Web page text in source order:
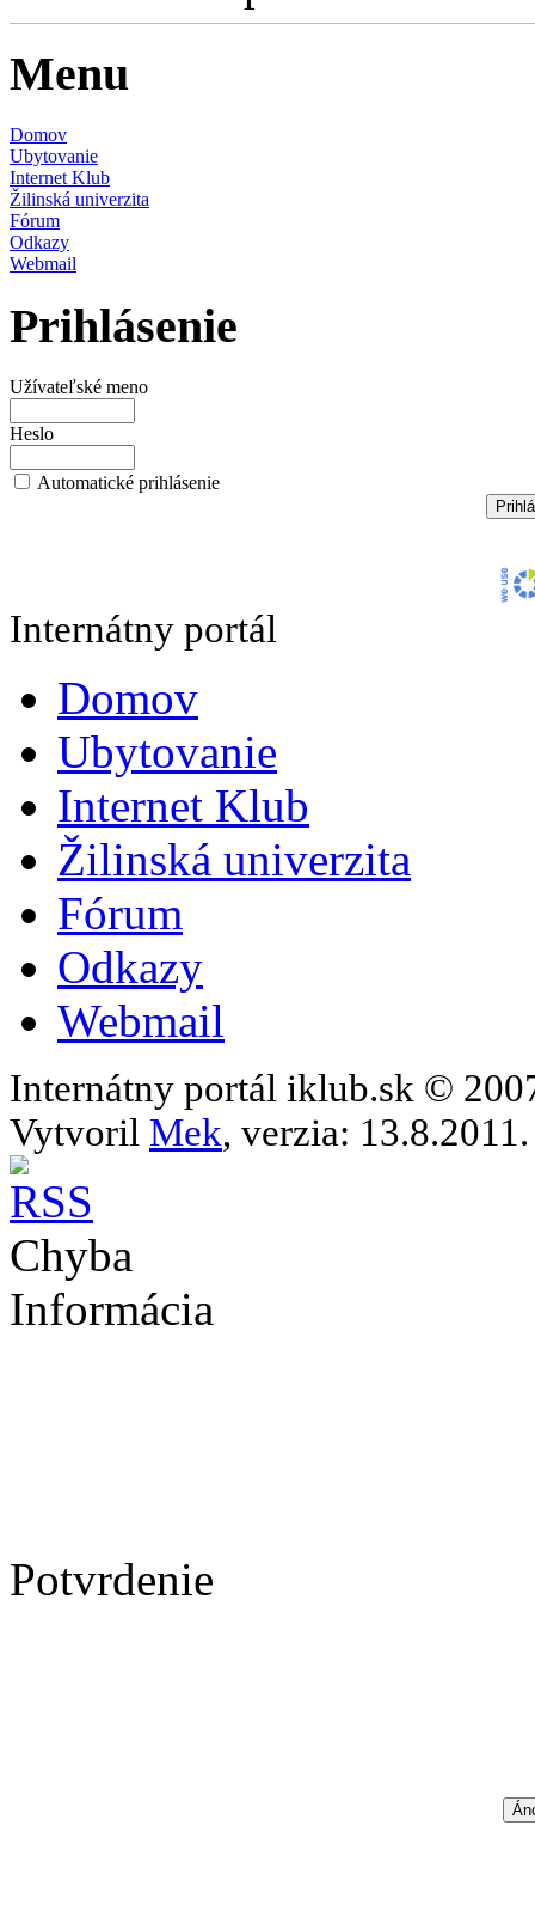
Menu
Domov
Ubytovanie
Internet Klub
Žilinská univerzita
Fórum
Odkazy
Webmail
Prihlásenie
Užívateľské meno
Heslo
Automatické prihlásenie
Internátny portál
Domov
Ubytovanie
Internet Klub
Žilinská univerzita
Fórum
Odkazy
Webmail
Internátny portál iklub.sk ©
Vytvoril Mek, verzia: 13.8.2011.
Chyba
Informácia
Potvrdenie